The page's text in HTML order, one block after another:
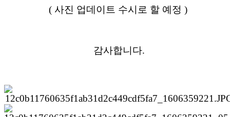
( 사진 업데이트 수시로 할 예정 )
감사합니다.